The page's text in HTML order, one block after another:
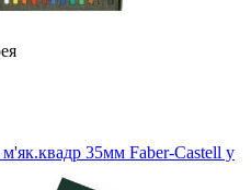
м'як.квадр 35мм Faber-Castell у